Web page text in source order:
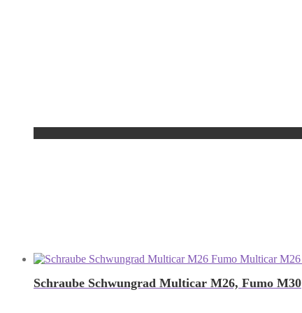
Schraube Schwungrad Multicar M26, Fumo M30